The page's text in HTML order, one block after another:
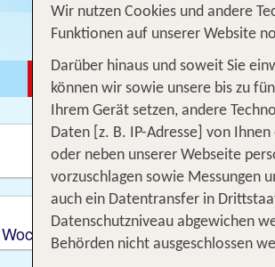
DEALS Flug
Ausflüge
Camper
Von wo?
Beliebig
Wer reist mit?
2 Erwachsene
Wir nutzen Cookies und andere
Funktionen auf unserer Website
Darüber hinaus und soweit Sie
können wir sowie unsere bis zu
Ihrem Gerät setzen, andere
Daten [z. B. IP-Adresse] von
oder neben unserer Webseite
vorzuschlagen sowie Messungen
auch ein Datentransfer in
Datenschutzniveau abgewichen
Behörden nicht ausgeschlossen